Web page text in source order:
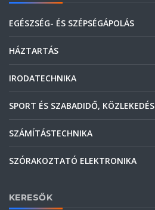
EGÉSZSÉG- ÉS SZÉPSÉGÁPOLÁS
HÁZTARTÁS
IRODATECHNIKA
SPORT ÉS SZABADIDŐ, KÖZLEKEDÉS
SZÁMÍTÁSTECHNIKA
SZÓRAKOZTATÓ ELEKTRONIKA
KERESŐK